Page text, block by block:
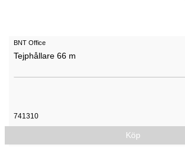
BNT Office
Tejphållare 66 m
741310
Köp